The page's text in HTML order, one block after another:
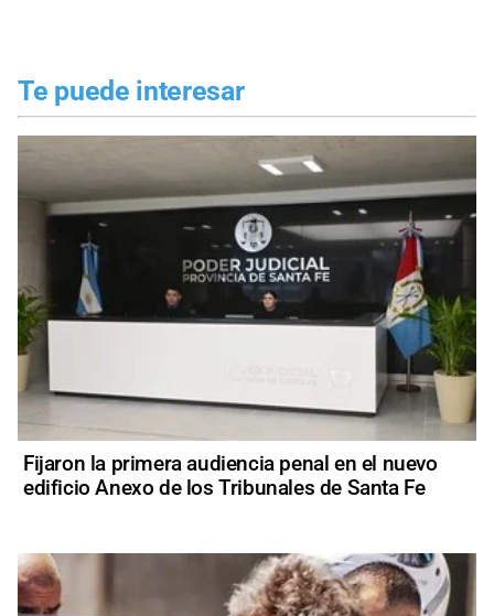
Te puede interesar
Fijaron la primera audiencia penal en el nuevo
edificio Anexo de los Tribunales de Santa Fe